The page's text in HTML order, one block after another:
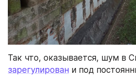
зарегулирован и под